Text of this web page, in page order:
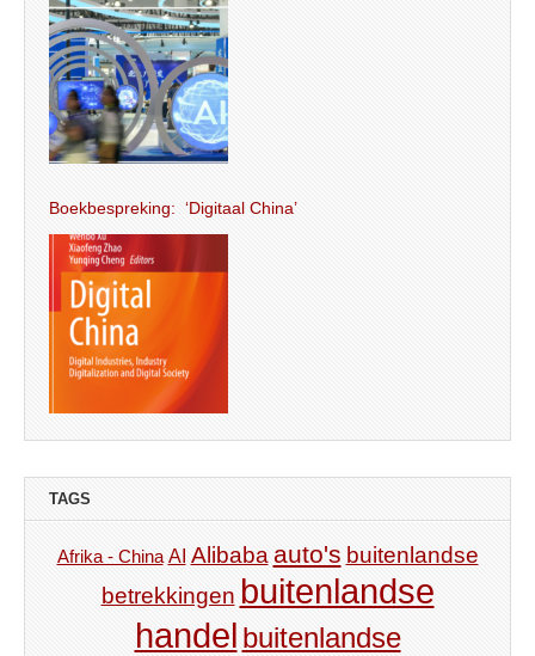
Boekbespreking: ‘Digitaal China’
TAGS
Afrika - China AI Alibaba auto's buitenlandse
betrekkingen buitenlandse
handel buitenlandse